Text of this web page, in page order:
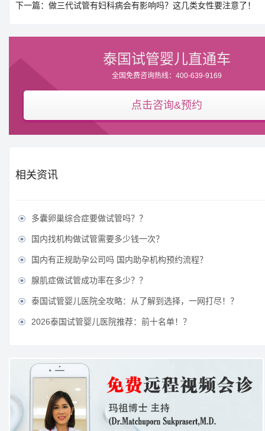
下一篇：做三代试管有妇科病会有影响吗？这几类女性要注意了！
泰国试管婴儿直通车
全国免费咨询热线：400-639-9169
点击咨询&预约
相关资讯
 多囊卵巢综合症要做试管吗？？
 国内找机构做试管需要多少钱一次？
 国内有正规助孕公司吗 国内助孕机构预约流程？
 腺肌症做试管成功率在多少？？
 泰国试管婴儿医院全攻略：从了解到选择，一网打尽！？
 2026泰国试管婴儿医院推荐：前十名单！？